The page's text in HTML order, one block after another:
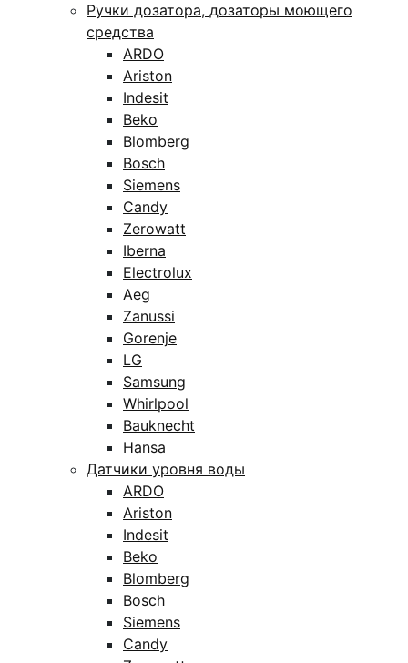
Ручки дозатора, дозаторы моющего
средства
ARDO
Ariston
Indesit
Beko
Blomberg
Bosch
Siemens
Candy
Zerowatt
Iberna
Electrolux
Aeg
Zanussi
Gorenje
LG
Samsung
Whirlpool
Bauknecht
Hansa
Датчики уровня воды
ARDO
Ariston
Indesit
Beko
Blomberg
Bosch
Siemens
Candy